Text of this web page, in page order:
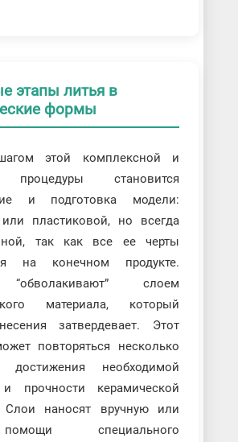
этапы литья в
формы
этой комплексной и
процедуры становится
и подготовка модели:
пластиковой, но всегда
так как все ее черты
на конечном продукте.
слоем
материала, который
затвердевает. Этот
повторяться несколько
необходимой
прочности керамической
Слои наносят вручную или
специального